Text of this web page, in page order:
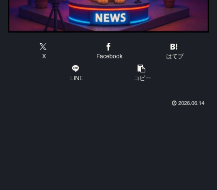
X Facebook はてブ
LINE コピー
2026.06.14